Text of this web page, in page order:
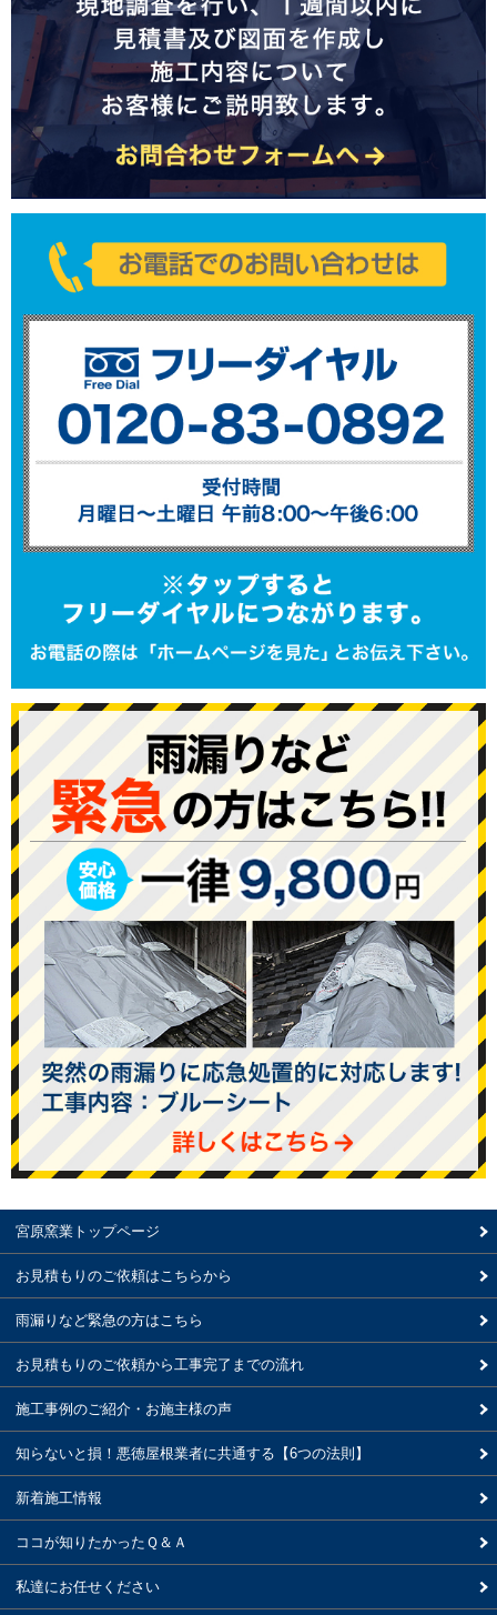
宮原窯業トップページ
お見積もりのご依頼はこちらから
雨漏りなど緊急の方はこちら
お見積もりのご依頼から工事完了までの流れ
施工事例のご紹介・お施主様の声
知らないと損！悪徳屋根業者に共通する【6つの法則】
新着施工情報
ココが知りたかったＱ＆Ａ
私達にお任せください